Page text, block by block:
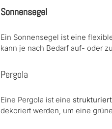
Sonnensegel
Ein Sonnensegel ist eine
kann je nach Bedarf auf- oder
Pergola
Eine Pergola ist eine
dekoriert werden, um eine